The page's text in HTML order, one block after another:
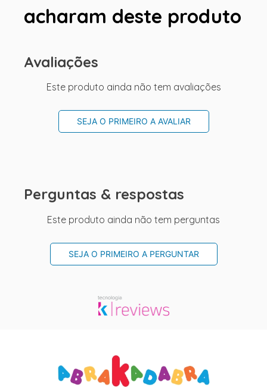
acharam deste produto
Avaliações
Este produto ainda não tem avaliações
SEJA O PRIMEIRO A AVALIAR
Perguntas & respostas
Este produto ainda não tem perguntas
SEJA O PRIMEIRO A PERGUNTAR